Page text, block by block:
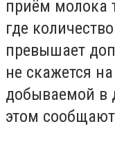
приём молока
где
превышает
не скажется
добываемой в
этом